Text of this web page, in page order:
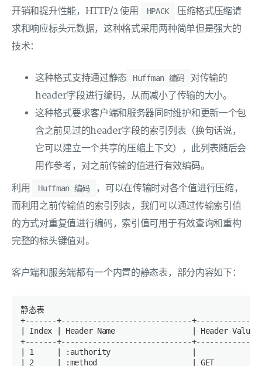
开销和提升性能，HTTP/2 使用
HPACK
压缩格式压缩请
求和响应标头元数据，这种格式采用两种简单但是强大的
技术：
这种格式支持通过静态 Huffman 编码
对传输的
header字段进行编码，从而减小了传输的大小。
这种格式要求客户端和服务器同时维护和更新一个包
含之前见过的header字段的索引列表（换句话说，
它可以建立一个共享的压缩上下文），此列表随后会
用作参考，对之前传输的值进行有效编码。
利用
Huffman 编码
，可以在传输时对各个值进行压缩，
而利用之前传输值的索引列表，我们可以通过传输索引值
的方式对重复值进行编码，索引值可用于有效查询和重构
完整的标头键值对。
客户端和服务端都有一个内置的静态表，部分内容如下：
静态表
| Index | Header Name | Header Value
| 1     | :authority
| 2     |
:method | GET